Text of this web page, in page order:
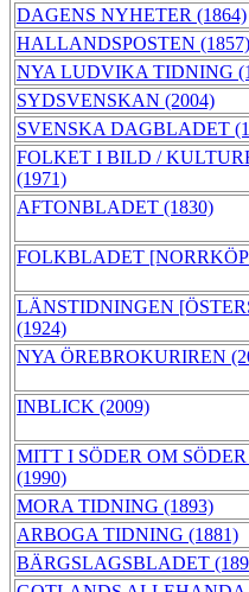
DAGENS NYHETER (1864)
HALLANDSPOSTEN (1857)
NYA LUDVIKA TIDNING
SYDSVENSKAN (2004)
SVENSKA DAGBLADET
FOLKET I BILD /
(1971)
AFTONBLADET (1830)
FOLKBLADET
LÄNSTIDNINGEN
(1924)
NYA ÖREBROKURIREN
INBLICK (2009)
MITT I SÖDER OM
(1990)
MORA TIDNING (1893)
ARBOGA TIDNING (1881)
BÄRGSLAGSBLADET